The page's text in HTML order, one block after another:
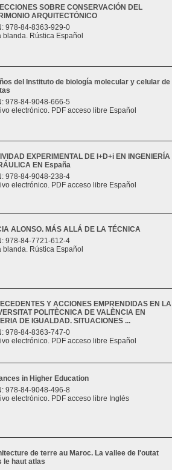
SOBRE CONSERVACIÓN DEL
ARQUITECTÓNICO
978-84-8363-929-0
blanda. Rústica Español
del Instituto de biología molecular y celular de
978-84-9048-666-5
electrónico. PDF acceso libre Español
EXPERIMENTAL DE I+D+i EN INGENIERÍA
EN España
978-84-9048-238-4
electrónico. PDF acceso libre Español
ALONSO. MÁS ALLÁ DE LA TÉCNICA
978-84-7721-612-4
blanda. Rústica Español
Y ACCIONES EMPRENDIDAS EN LA
POLITÈCNICA DE VALÈNCIA EN
DE IGUALDAD. SITUACIONES ...
978-84-8363-747-0
electrónico. PDF acceso libre Español
in Higher Education
978-84-9048-496-8
electrónico. PDF acceso libre Inglés
de terre au Maroc. La vallee de l'outat
le haut atlas